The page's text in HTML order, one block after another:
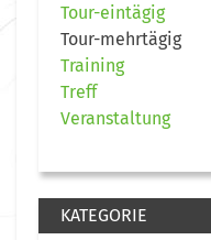
Tour-eintägig
Tour-mehrtägig
Training
Treff
Veranstaltung
KATEGORIE